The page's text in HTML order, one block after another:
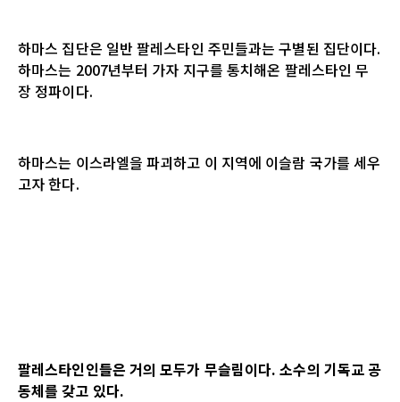
하마스 집단은 일반 팔레스타인 주민들과는 구별된 집단이다.
하마스는 2007년부터 가자 지구를 통치해온 팔레스타인 무
장 정파이다.
하마스는 이스라엘을 파괴하고 이 지역에 이슬람 국가를 세우
고자 한다.
팔레스타인인들은 거의 모두가 무슬림이다. 소수의 기독교 공
동체를 갖고 있다.